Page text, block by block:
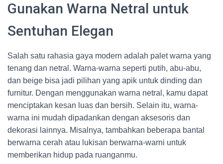
Gunakan Warna Netral untuk
Sentuhan Elegan
Salah satu rahasia gaya modern adalah palet warna yang
tenang dan netral. Warna-warna seperti putih, abu-abu,
dan beige bisa jadi pilihan yang apik untuk dinding dan
furnitur. Dengan menggunakan warna netral, kamu dapat
menciptakan kesan luas dan bersih. Selain itu, warna-
warna ini mudah dipadankan dengan aksesoris dan
dekorasi lainnya. Misalnya, tambahkan beberapa bantal
berwarna cerah atau lukisan berwarna-warni untuk
memberikan hidup pada ruanganmu.